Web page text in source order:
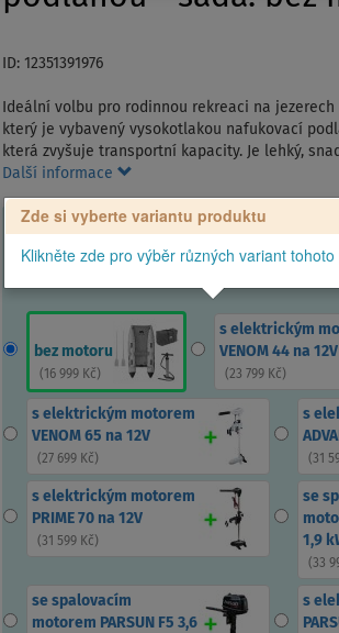
ID: 12351391976
Ideální volbu pro rodinnou rekreaci na
který je vybavený vysokotlakou nafukovací
která zvyšuje transportní kapacity. Je lehký,
Další informace
Zde si vyberte variantu produktu
Klikněte zde pro výběr různých variant
bez motoru
( 16 999 Kč)
s elektrickým
VENOM 44 na 12V
(23 799 Kč)
s elektrickým motorem
VENOM 65 na 12V
(27 699 Kč)
s
(31
s elektrickým motorem
PRIME 70 na 12V
(31 599 Kč)
se
1,9
(33
se spalovacím
motorem PARSUN F5 3,6
s